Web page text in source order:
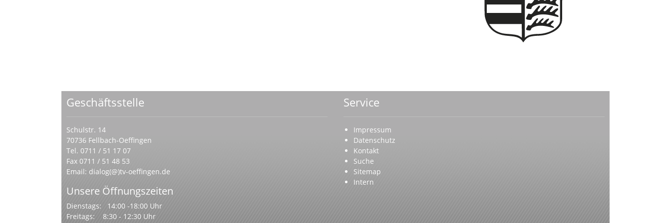
Geschäftsstelle
Schulstr. 14
70736 Fellbach-Oeffingen
Tel. 0711 / 51 17 07
Fax 0711 / 51 48 53
Email: dialog(@)tv-oeffingen.de
Unsere Öffnungszeiten
Dienstags: 14:00 -18:00 Uhr
Freitags: 8:30 - 12:30 Uhr
Service
Impressum
Datenschutz
Kontakt
Suche
Sitemap
Intern